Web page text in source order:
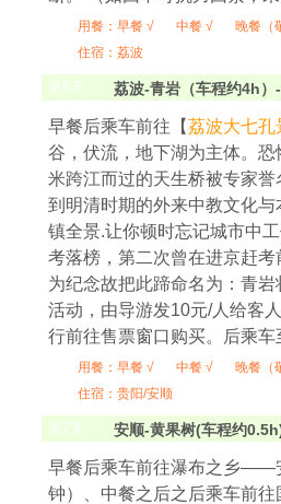
用餐： 早餐 √ 中餐 √
晚餐（
住宿：荔波
第6天 荔波-青岩（车程约4h
早餐后乘车前往【荔波大七孔
谷，伏流，地下湖为主体。
米跨江而过的天生桥被专家誉
到明清时期的外来中教文化
镇全景.让你顿时忘记城市中
考落榜，第二次曾在进京赶
为纪念故把此蹄命名为：青
活动，由导游发10元/人给客
行前往售票窗口购买。后乘车
用餐： 早餐 √ 中餐 √
晚餐（
住宿：贵阳/安顺
第7天 安顺-黄果树(车程约
早餐后乘车前往瀑布之乡——
钟）、中餐之后之后乘车前